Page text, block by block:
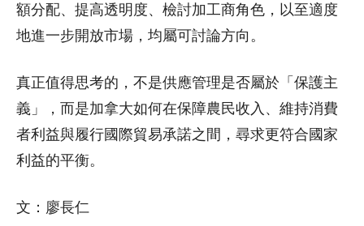
額分配、提高透明度、檢討加工商角色，以至適度
地進一步開放市場，均屬可討論方向。
真正值得思考的，不是供應管理是否屬於「保護主
義」，而是加拿大如何在保障農民收入、維持消費
者利益與履行國際貿易承諾之間，尋求更符合國家
利益的平衡。
文：廖長仁